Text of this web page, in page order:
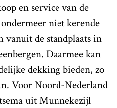
en service van de
niet kerende
vanuit de standplaats in
Daarmee kan
dekking bieden, zo
Voor Noord-Nederland
uit Munnekezijl